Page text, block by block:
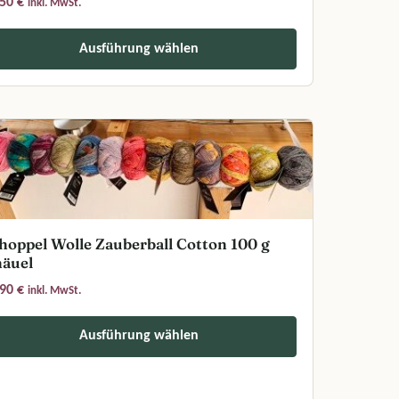
Produktseite gewählt werden
€ inkl. MwSt.
Ausführung wählen
Wolle Zauberball Cotton 100 g
€ inkl. MwSt.
Ausführung wählen